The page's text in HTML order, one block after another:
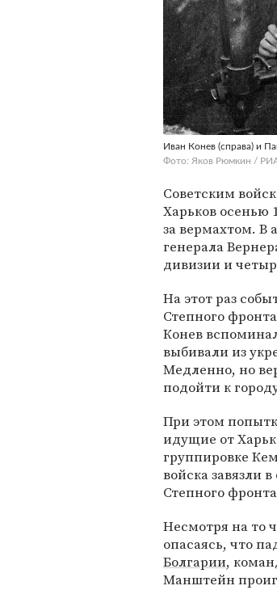
Иван Конев (справа) и
Фото: Яков Рюмкин /
Советским
Харьков осенью
за вермахтом. В
генерала
дивизии и
На этот раз
Степного
Конев
выбивали из
Медленно, но
подойти к
При этом
идущие от
группировке
войска завязли
Степного
Несмотря на то
опасаясь, что
Болгарии,
Манштейн